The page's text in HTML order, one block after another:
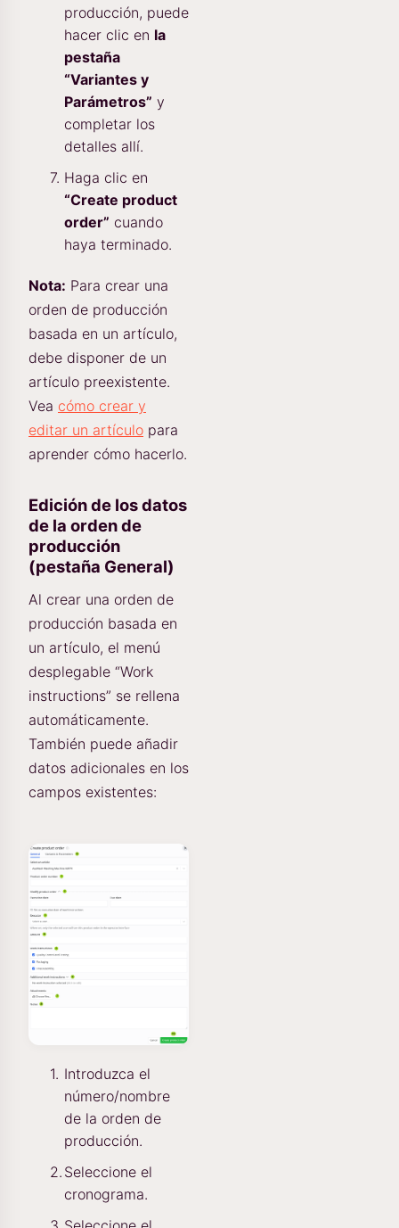
producción, puede
hacer clic en la
pestaña
“Variantes y
Parámetros” y
completar los
detalles allí.
Haga clic en
“Create product
order” cuando
haya terminado.
Nota: Para crear una
orden de producción
basada en un artículo,
debe disponer de un
artículo preexistente.
Vea cómo crear y
editar un artículo para
aprender cómo hacerlo.
Edición de los datos
de la orden de
producción
(pestaña General)
Al crear una orden de
producción basada en
un artículo, el menú
desplegable “Work
instructions” se rellena
automáticamente.
También puede añadir
datos adicionales en los
campos existentes:
Introduzca el
número/nombre
de la orden de
producción.
Seleccione el
cronograma.